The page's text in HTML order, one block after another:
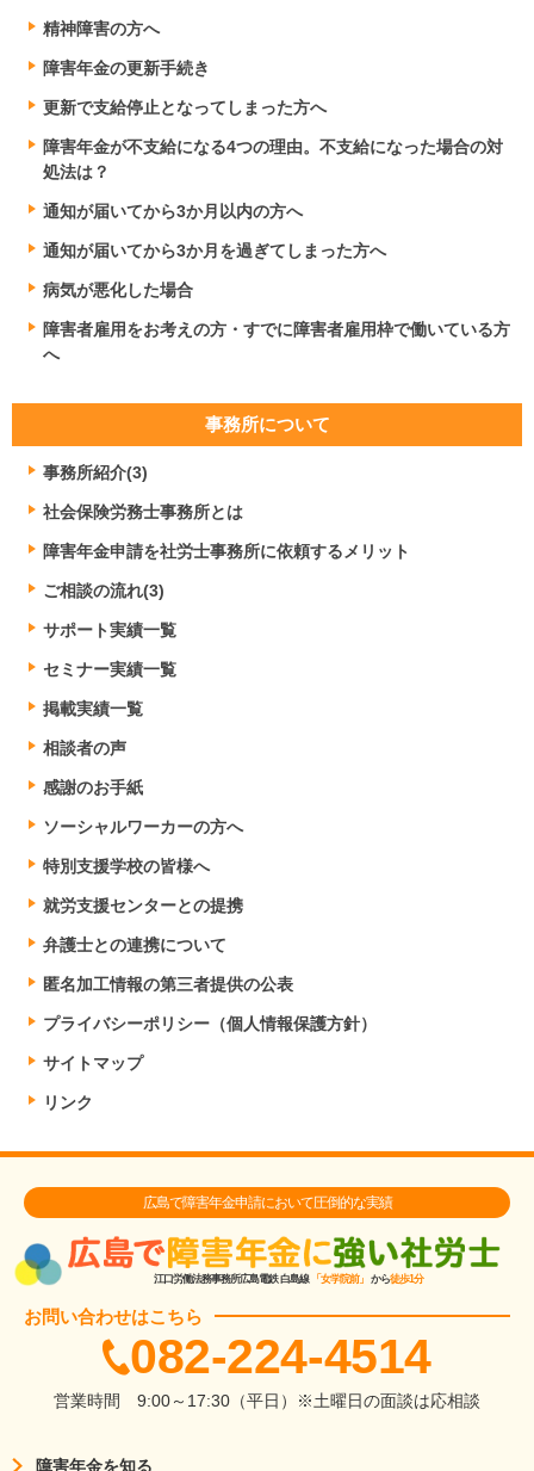
精神障害の方へ
障害年金の更新手続き
更新で支給停止となってしまった方へ
障害年金が不支給になる4つの理由。不支給になった場合の対
処法は？
通知が届いてから3か月以内の方へ
通知が届いてから3か月を過ぎてしまった方へ
病気が悪化した場合
障害者雇用をお考えの方・すでに障害者雇用枠で働いている方
へ
事務所について
事務所紹介(3)
社会保険労務士事務所とは
障害年金申請を社労士事務所に依頼するメリット
ご相談の流れ(3)
サポート実績一覧
セミナー実績一覧
掲載実績一覧
相談者の声
感謝のお手紙
ソーシャルワーカーの方へ
特別支援学校の皆様へ
就労支援センターとの提携
弁護士との連携について
匿名加工情報の第三者提供の公表
プライバシーポリシー（個人情報保護方針）
サイトマップ
リンク
広島で障害年金申請において圧倒的な実績
江口労働法務事務所広島電鉄 白島線 「女学院前」 から徒歩1分
お問い合わせはこちら
082-224-4514
営業時間 9:00～17:30（平日） ※土曜日の面談は応相談
障害年金を知る